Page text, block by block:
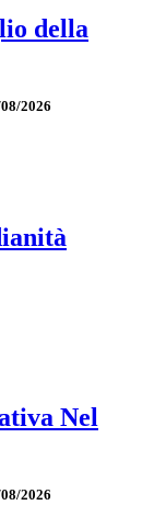
della
2026
Nel
2026